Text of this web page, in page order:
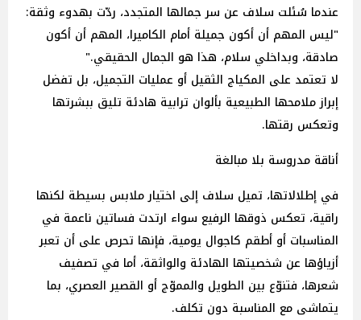
عندما سُئلت سلاف عن سر جمالها المتجدد، ردّت بهدوء وثقة:
"ليس المهم أن أكون جميلة أمام الكاميرا، المهم أن أكون
صادقة، وبداخلي سلام، هذا هو الجمال الحقيقي."
لا تعتمد على المكياج الثقيل أو عمليات التجميل، بل تفضل
إبراز ملامحها الطبيعية بألوان ترابية هادئة تليق ببشرتها
وتعكس رقتها.
أناقة مدروسة بلا مبالغة
في إطلالاتها، تميل سلاف إلى اختيار ملابس بسيطة لكنها
راقية، تعكس ذوقها الرفيع سواء ارتدت فساتين ناعمة في
المناسبات أو أطقم كاجوال يومية، فإنها تحرص على أن تعبر
أزياؤها عن شخصيتها الهادئة والواثقة، أما في تصفيف
شعرها، فتنوّع بين الطويل والمموّج أو القصير العصري، بما
يتماشى مع المناسبة دون تكلف.